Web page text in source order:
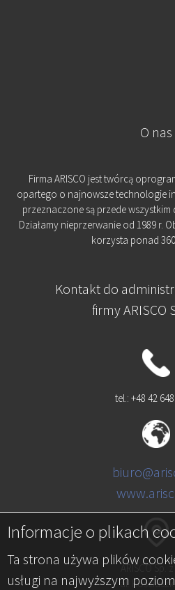
Informacje o plikach
Ta strona używa plików
usługi na najwyższym
O nas
Firma ARISCO jest twórcą
opartego o najnowsze technologie
przeznaczone są przede
Działamy nieprzerwanie od 1989 r.
korzysta ponad
Kontakt do
firmy ARISCO
tel.: +48 42
ARISCO Sp. z
al. Kościuszki